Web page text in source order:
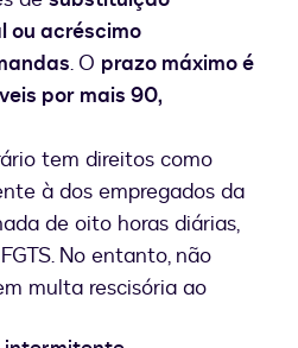
ou acréscimo
. O prazo máximo é
por mais 90,
tem direitos como
à dos empregados da
de oito horas diárias,
No entanto, não
multa rescisória ao